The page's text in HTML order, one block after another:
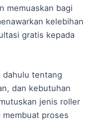
memuaskan bagi
kelebihan
gratis kepada
dahulu tentang
dan kebutuhan
jenis roller
proses